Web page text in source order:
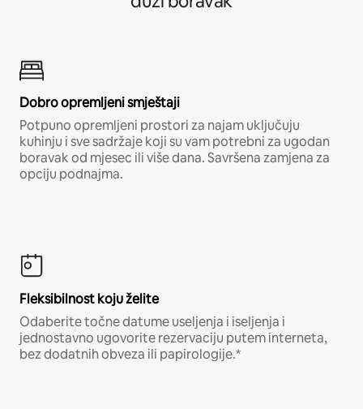
Dobro opremljeni smještaji
Potpuno opremljeni prostori za najam uključuju
kuhinju i sve sadržaje koji su vam potrebni za ugodan
boravak od mjesec ili više dana. Savršena zamjena za
opciju podnajma.
Fleksibilnost koju želite
Odaberite točne datume useljenja i iseljenja i
jednostavno ugovorite rezervaciju putem interneta,
bez dodatnih obveza ili papirologije.*